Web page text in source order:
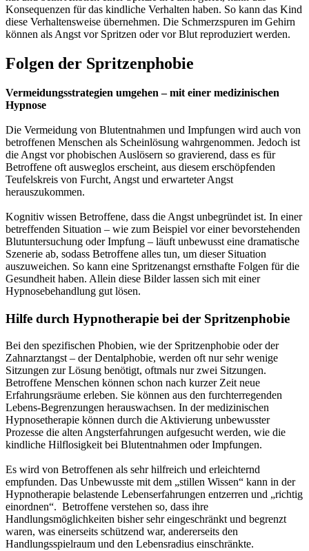
Konsequenzen für das kindliche Verhalten haben. So kann das Kind
diese Verhaltensweise übernehmen. Die Schmerzspuren im Gehirn
können als Angst vor Spritzen oder vor Blut reproduziert werden.
Folgen der Spritzenphobie
Vermeidungsstrategien umgehen – mit einer medizinischen
Hypnose
Die Vermeidung von Blutentnahmen und Impfungen wird auch von
betroffenen Menschen als Scheinlösung wahrgenommen. Jedoch ist
die Angst vor phobischen Auslösern so gravierend, dass es für
Betroffene oft ausweglos erscheint, aus diesem erschöpfenden
Teufelskreis von Furcht, Angst und erwarteter Angst
herauszukommen.
Kognitiv wissen Betroffene, dass die Angst unbegründet ist. In einer
betreffenden Situation – wie zum Beispiel vor einer bevorstehenden
Blutuntersuchung oder Impfung – läuft unbewusst eine dramatische
Szenerie ab, sodass Betroffene alles tun, um dieser Situation
auszuweichen. So kann eine Spritzenangst ernsthafte Folgen für die
Gesundheit haben. Allein diese Bilder lassen sich mit einer
Hypnosebehandlung gut lösen.
Hilfe durch Hypnotherapie bei der Spritzenphobie
Bei den spezifischen Phobien, wie der Spritzenphobie oder der
Zahnarztangst – der Dentalphobie, werden oft nur sehr wenige
Sitzungen zur Lösung benötigt, oftmals nur zwei Sitzungen.
Betroffene Menschen können schon nach kurzer Zeit neue
Erfahrungsräume erleben. Sie können aus den furchterregenden
Lebens-Begrenzungen herauswachsen. In der medizinischen
Hypnosetherapie können durch die Aktivierung unbewusster
Prozesse die alten Angsterfahrungen aufgesucht werden, wie die
kindliche Hilflosigkeit bei Blutentnahmen oder Impfungen.
Es wird von Betroffenen als sehr hilfreich und erleichternd
empfunden. Das Unbewusste mit dem „stillen Wissen“ kann in der
Hypnotherapie belastende Lebenserfahrungen entzerren und „richtig
einordnen“. Betroffene verstehen so, dass ihre
Handlungsmöglichkeiten bisher sehr eingeschränkt und begrenzt
waren, was einerseits schützend war, andererseits den
Handlungsspielraum und den Lebensradius einschränkte.